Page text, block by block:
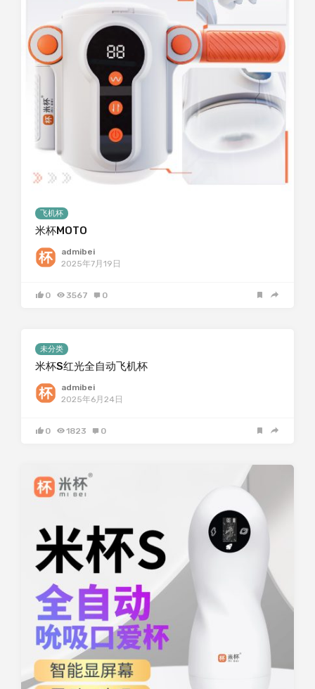
飞机杯
米杯MOTO
admibei
2025年7月19日
0 3567 0
未分类
米杯S红光全自动飞机杯
admibei
2025年6月24日
0 1823 0